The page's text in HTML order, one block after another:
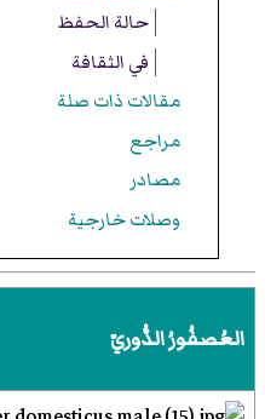
حالة الحفظ
في الثقافة
مقالات ذات صلة
مراجع
مصادر
وصلات خارجية
العُصفُورُ الدُّوريّ